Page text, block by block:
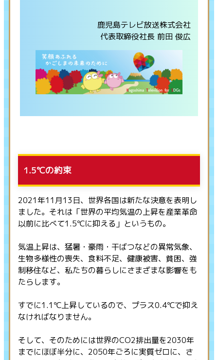
鹿児島テレビ放送株式会社
代表取締役社長 前田 俊広
1.5℃の約束
2021年11月13日、世界各国は新たな決意を表明し
ました。それは「世界の平均気温の上昇を産業革命
以前に比べて1.5℃に抑える」というもの。
気温上昇は、猛暑・豪雨・干ばつなどの異常気象、
生物多様性の喪失、食料不足、健康被害、貧困、強
制移住など、私たちの暮らしにさまざまな影響をも
たらします。
すでに1.1℃上昇しているので、プラス0.4℃で抑え
なければなりません。
そして、そのためには世界のCO2排出量を2030年
までにほぼ半分に、2050年ごろに実質ゼロに、さ